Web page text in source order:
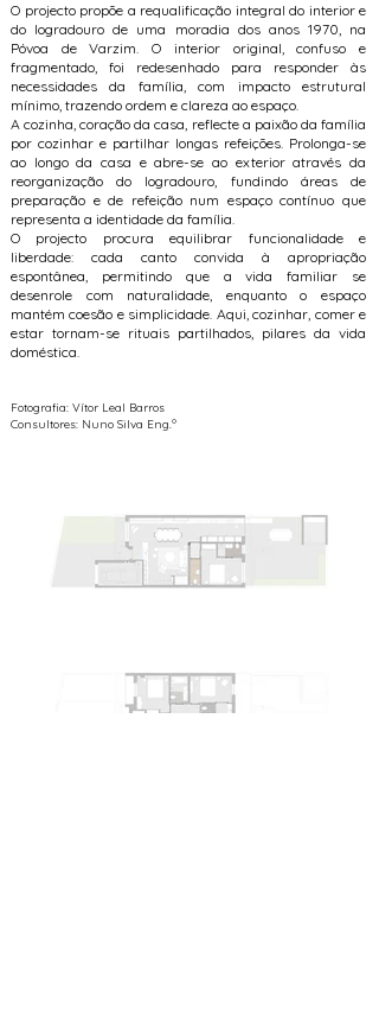
O projecto propõe a requalificação integral do interior e
do logradouro de uma moradia dos anos 1970, na
Póvoa de Varzim. O interior original, confuso e
fragmentado, foi redesenhado para responder às
necessidades da família, com impacto estrutural
mínimo, trazendo ordem e clareza ao espaço.
A cozinha, coração da casa, reflecte a paixão da família
por cozinhar e partilhar longas refeições. Prolonga-se
ao longo da casa e abre-se ao exterior através da
reorganização do logradouro, fundindo áreas de
preparação e de refeição num espaço contínuo que
representa a identidade da família.
O projecto procura equilibrar funcionalidade e
liberdade: cada canto convida à apropriação
espontânea, permitindo que a vida familiar se
desenrole com naturalidade, enquanto o espaço
mantém coesão e simplicidade. Aqui, cozinhar, comer e
estar tornam-se rituais partilhados, pilares da vida
doméstica.
Fotografia: Vítor Leal Barros
Consultores: Nuno Silva Eng.º